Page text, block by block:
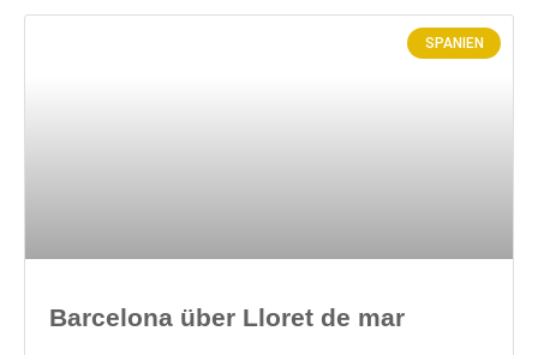
SPANIEN
Barcelona über Lloret de mar